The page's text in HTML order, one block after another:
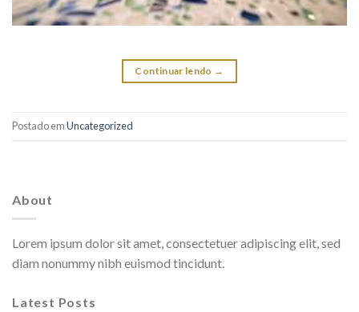
Continuar lendo →
Postado emUncategorized
About
Lorem ipsum dolor sit amet, consectetuer adipiscing elit, sed
diam nonummy nibh euismod tincidunt.
Latest Posts